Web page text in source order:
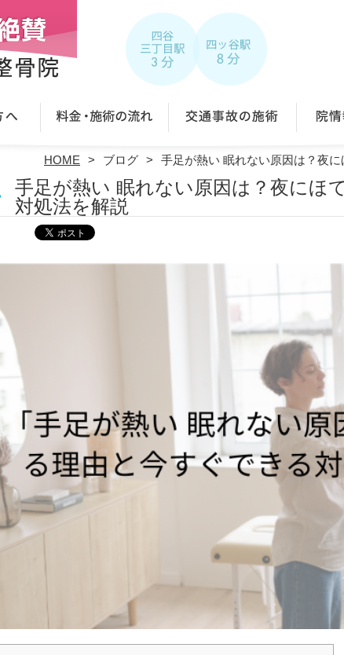
HOME ブログ 手足が熱い 眠れない原因は？夜
手足が熱い 眠れない原因は？夜にほ
対処法を解説